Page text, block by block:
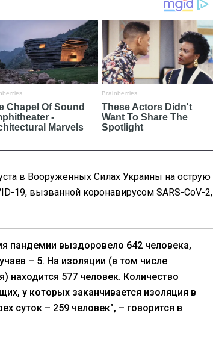
в Вооруженных Силах Украины на острую
19, вызванной коронавирусом SARS-CoV-2,
пандемии выздоровело 642 человека,
– 5. На изоляции (в том числе
находится 577 человек. Количество
у которых заканчивается изоляция в
суток – 259 человек", – говорится в